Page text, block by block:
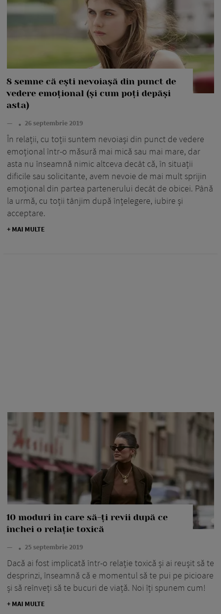
8 semne că ești nevoiașă din punct de
vedere emoțional (și cum poți depăși
asta)
— 26 septembrie 2019
În relații, cu toții suntem nevoiași din punct de vedere
emoțional într-o măsură mai mică sau mai mare, dar
asta nu înseamnă nimic altceva decât că, în situații
dificile sau solicitante, avem nevoie de mai mult sprijin
emoțional din partea partenerului decât de obicei. Până
la urmă, cu toții tânjim după înțelegere, iubire și
acceptare.
+ MAI MULTE
10 moduri în care să-ți revii după ce
închei o relație toxică
— 25 septembrie 2019
Dacă ai fost implicată într-o relație toxică și ai reușit să te
desprinzi, înseamnă că e momentul să te pui pe picioare
și să reînveți să te bucuri de viață. Noi îți spunem cum!
+ MAI MULTE